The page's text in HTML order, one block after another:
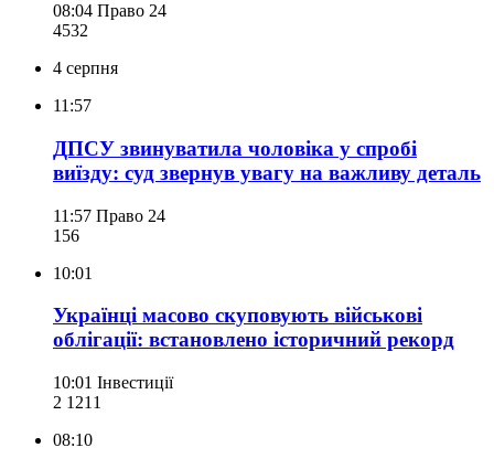
08:04 Право 24
4532
4 серпня
11:57
ДПСУ звинуватила чоловіка у спробі
виїзду: суд звернув увагу на важливу деталь
11:57 Право 24
156
10:01
Українці масово скуповують військові
облігації: встановлено історичний рекорд
10:01 Інвестиції
2 121 1
08:10